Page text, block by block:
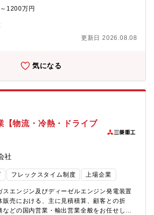
共同研究などを通じた医療AIの企画開発連携
ら地域の中核病院まで幅広い医療機関の経営
導入に向けた営業戦略の立案および実行【本
を推進する機会が多数あります。■m3の基
できます（一般的なベンチャー企業との最も
す）。【所属部署】AIラボAIラボは2017年4
業で、世界的に開発競争が激化するAI技術を
AIプラットフォームを、いち早く臨床現場へ
しています。現在、10名の精鋭チームで、
する最先端AI医療機器を日本全国に提供す
ています。【事業概要】高齢化が進み医療費
において、診断精度の向上と効率的な医療の
あり、医療AIの活用が不可欠です。エムスリ
流行初期には、Alibaba社と共同開発した肺
アを、わずか80日間で承認取得・販売流通さ
本のAI製品における最速記録です。さらに、
医療機関で利用できるAIプラットフォームを
れにより、高品質なAI技術を医療機関に利用
1200万円
更新日 2026.08.08
気になる
【物流・冷熱・ドライブ
社
フレックスタイム制度 上場企業
スエンジン及びディーゼルエンジン発電装置
販売における、主に見積積算、顧客との折
などの国内営業・輸出営業全般をお任せしま